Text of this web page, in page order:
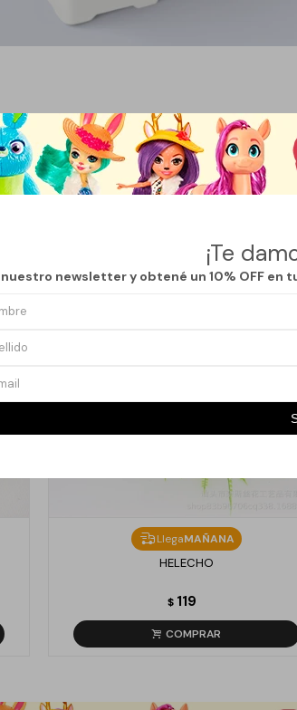
¡Te
newsletter y obtené un 10% OFF
interesar
LlegaMAÑANA
HELECHO
$ 119